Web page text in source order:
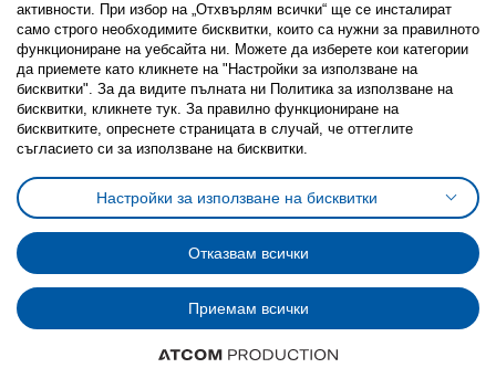
FacebookTwitterYoutubePinterestInstagram
Политика за използване на бисквитки (Cookies)
Избор на настройки за използване на бисквитки
Условия за ползване на ikea.bgОбща политика за личните данни
Политика за защита на личните данни на ikea.bg
Общи условия на програма IKEA Family
Политика за защита на лични данни на програма IKEA Family
© Inter-IKEA Systems B.V. 1999 - 2025
активности. При избор на „Отхвърлям всички“ ще се инсталират
само строго необходимитe бисквитки, които са нужни за правилното
функциониране на уебсайта ни. Можете да изберете кои категории
да приемете като кликнете на "Настройки за използване на
бисквитки". За да видите пълната ни Политика за използване на
бисквитки, кликнете тук. За правилно функциониране на
бисквитките, опреснете страницата в случай, че оттеглите
съгласието си за използване на бисквитки.
Настройки за използване на бисквитки
Отказвам всички
Приемам всички